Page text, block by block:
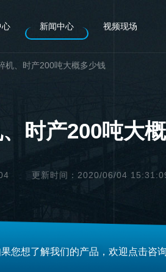
心 新闻中心 视频现场
机、时产200吨大概多少钱
时产200吨大
更新时间：2020/06/04
您想了解我们的产品，欢迎点击咨询